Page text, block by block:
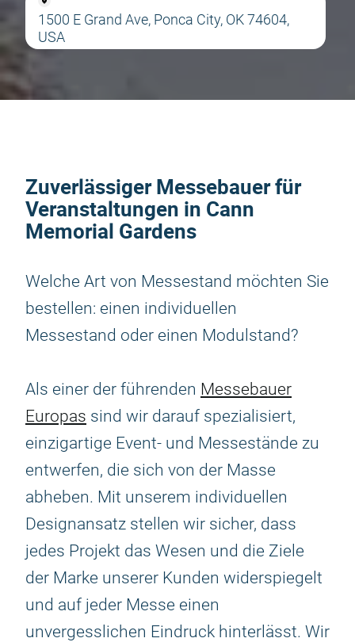
1500 E Grand Ave, Ponca City, OK 74604,
USA
Zuverlässiger Messebauer für
Veranstaltungen in Cann
Memorial Gardens
Welche Art von Messestand möchten Sie
bestellen: einen individuellen
Messestand oder einen Modulstand?
Als einer der führenden Messebauer
Europas sind wir darauf spezialisiert,
einzigartige Event- und Messestände zu
entwerfen, die sich von der Masse
abheben. Mit unserem individuellen
Designansatz stellen wir sicher, dass
jedes Projekt das Wesen und die Ziele
der Marke unserer Kunden widerspiegelt
und auf jeder Messe einen
unvergesslichen Eindruck hinterlässt. Wir